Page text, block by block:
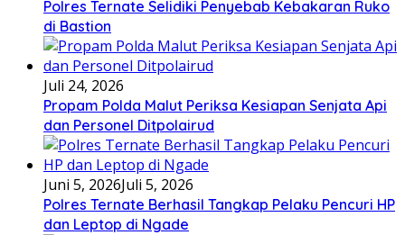
Polres Ternate Selidiki Penyebab Kebakaran Ruko
di Bastion
Juli 24, 2026
Propam Polda Malut Periksa Kesiapan Senjata Api
dan Personel Ditpolairud
Juni 5, 2026Juli 5, 2026
Polres Ternate Berhasil Tangkap Pelaku Pencuri HP
dan Leptop di Ngade